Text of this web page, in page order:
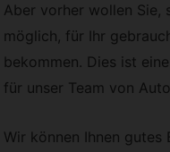
Aber vorher wollen Sie,
möglich, für Ihr
bekommen. Dies ist
für unser Team von
Wir können Ihnen gutes